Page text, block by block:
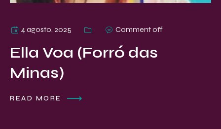
4 agosto, 2025 Comment off
Ella Voa (Forró das
Minas)
READ MORE